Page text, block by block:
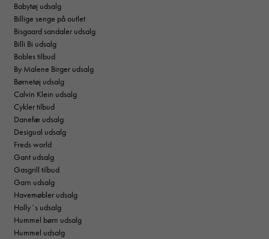
Babytøj udsalg
Billige senge på outlet
Bisgaard sandaler udsalg
Billi Bi udsalg
Bobles tilbud
By Malene Birger udsalg
Børnetøj udsalg
Calvin Klein udsalg
Cykler tilbud
Danefæ udsalg
Desigual udsalg
Freds world
Gant udsalg
Gasgrill tilbud
Garn udsalg
Havemøbler udsalg
Holly´s udsalg
Hummel børn udsalg
Hummel udsalg